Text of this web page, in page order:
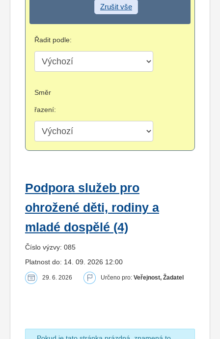
Zrušit vše
Řadit podle:
Směr
řazení:
Podpora služeb pro
ohrožené děti, rodiny a
mladé dospělé (4)
Číslo výzvy: 085
Platnost do: 14. 09. 2026 12:00
29. 6. 2026 Určeno pro: Veřejnost, Žadatel